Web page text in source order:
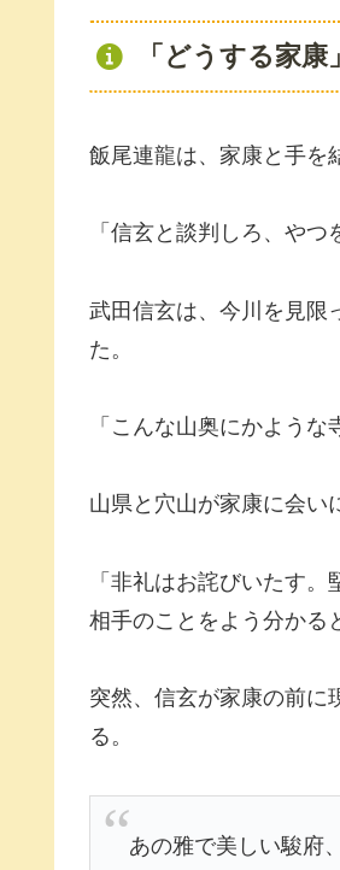
「どうする家
飯尾連龍は、家康と手を
「信玄と談判しろ、や
武田信玄は、今川を見限
た。
「こんな山奥にかような
山県と穴山が家康に会い
「非礼はお詫びいたす
相手のことをよう分かる
突然、信玄が家康の前に
る。
あの雅で美しい駿府